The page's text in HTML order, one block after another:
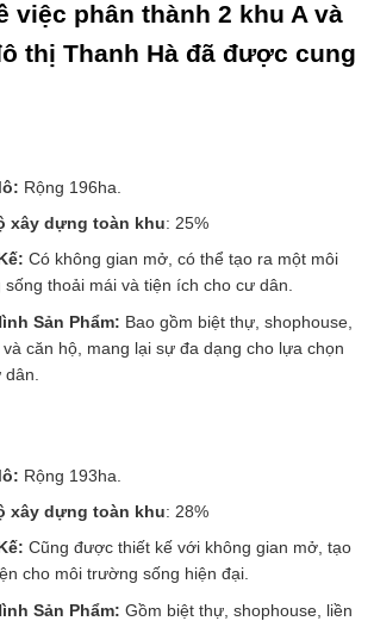
việc phân thành 2 khu A và
thị Thanh Hà đã được cung
Rộng 196ha.
xây dựng toàn khu: 25%
Có không gian mở, có thể tạo ra một môi
thoải mái và tiện ích cho cư dân.
Sản Phẩm: Bao gồm biệt thự, shophouse,
và căn hộ, mang lại sự đa dạng cho lựa chọn
Rộng 193ha.
xây dựng toàn khu: 28%
Cũng được thiết kế với không gian mở, tạo
cho môi trường sống hiện đại.
Sản Phẩm: Gồm biệt thự, shophouse, liền